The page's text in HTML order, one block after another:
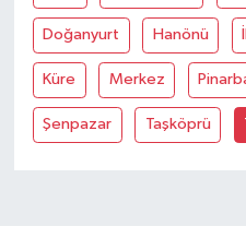
Doğanyurt Hanönü
Küre Merkez
Şenpazar Taşköprü